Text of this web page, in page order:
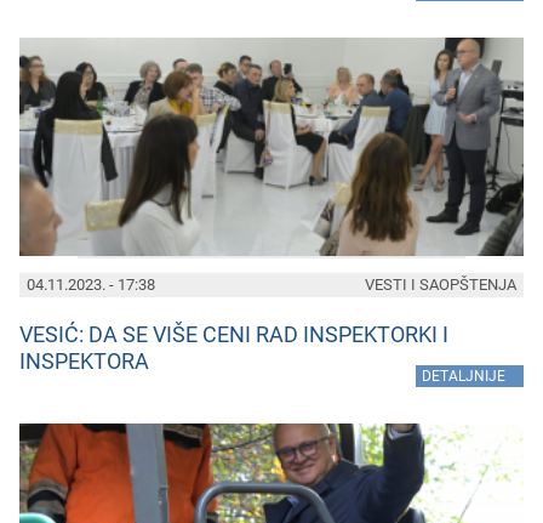
04.11.2023. - 17:38
VESIĆ: DA SE VIŠE CENI RAD INSPEKTORKI I
INSPEKTORA
DETALJNIJE
VESTI I SAOPŠTENJA